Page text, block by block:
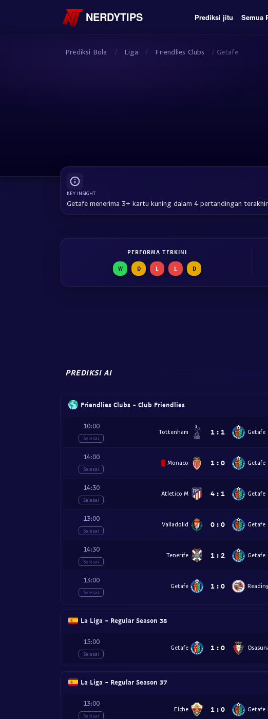
NERDYTIPS Prediksi jitu Semua
Prediksi Bola / Liga / Friendlies Clubs / Getafe
KEY INSIGHT
Getafe menerima 3+ kartu kuning dalam 4 pertandingan terakhir
PERFORMA TERKINI
W D L L D
PREDIKSI AI
Friendlies Clubs - Club Friendlies
10:00
Selesai
Tottenham 1 : 1 Getafe
14:00
Selesai
Monaco 1 : 0 Getafe
14:30
Selesai
Atletico M 4 : 1 Getafe
13:00
Selesai
Valladolid 0 : 0 Getafe
14:30
Selesai
Tenerife 1 : 2 Getafe
13:00
Selesai
Getafe 1 : 0
La Liga - Regular Season 38
15:00
Selesai
Getafe 1 : 0
La Liga - Regular Season 37
13:00
Selesai
Elche 1 : 0 Getafe